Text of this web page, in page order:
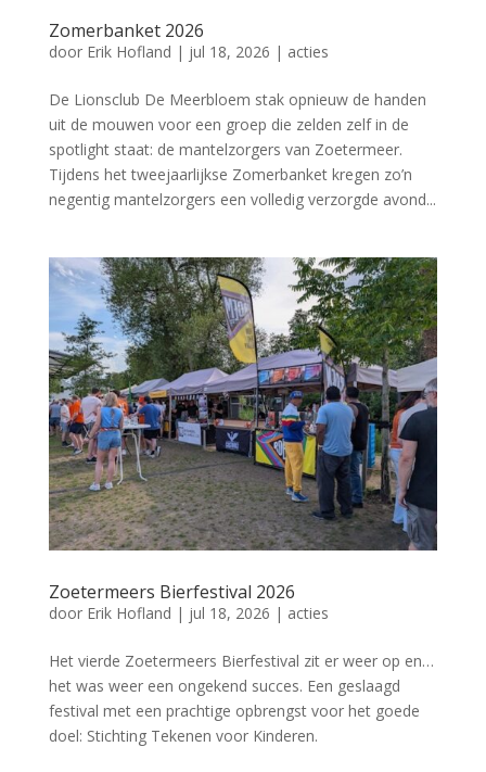
Zomerbanket 2026
door Erik Hofland | jul 18, 2026 | acties
De Lionsclub De Meerbloem stak opnieuw de handen
uit de mouwen voor een groep die zelden zelf in de
spotlight staat: de mantelzorgers van Zoetermeer.
Tijdens het tweejaarlijkse Zomerbanket kregen zo’n
negentig mantelzorgers een volledig verzorgde avond...
Zoetermeers Bierfestival 2026
door Erik Hofland | jul 18, 2026 | acties
Het vierde Zoetermeers Bierfestival zit er weer op en…
het was weer een ongekend succes. Een geslaagd
festival met een prachtige opbrengst voor het goede
doel: Stichting Tekenen voor Kinderen.